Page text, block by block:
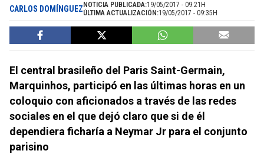
CARLOS DOMÍNGUEZ NOTICIA PUBLICADA:19/05/2017 - 09:21H
ÚLTIMA ACTUALIZACIÓN:19/05/2017 - 09:35H
El central brasileño del Paris Saint-Germain,
Marquinhos, participó en las últimas horas en un
coloquio con aficionados a través de las redes
sociales en el que dejó claro que si de él
dependiera ficharía a Neymar Jr para el conjunto
parisino